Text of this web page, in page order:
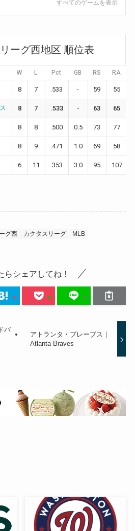
すべてのゲームを表示
ーグ西地区 順位表
W L Pct GB RS RA
8 7 .533 - 59 55
8 7 .533 - 63 65
8 8 .500 0.5 73 77
8 9 .471 1.0 69 58
6 11 .353 3.0 95 107
グ西 カクタスリーグ
MLB
らシェアしてね！
バ
アトランタ・ブレーブス｜
Atlanta Braves